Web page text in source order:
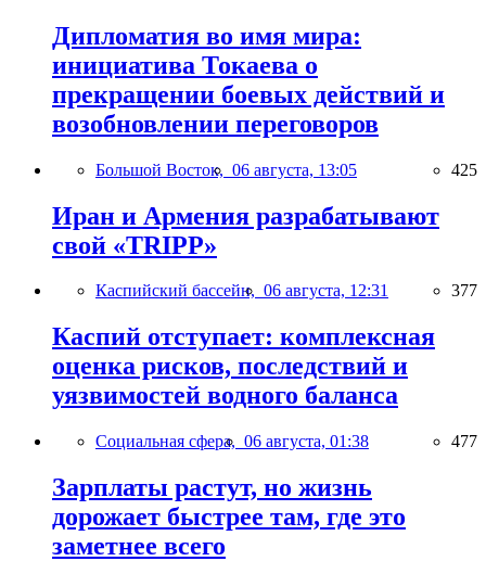
Дипломатия во имя мира:
инициатива Токаева о
прекращении боевых действий и
возобновлении переговоров
Большой Восток, 06 августа, 13:05 425
Иран и Армения разрабатывают
свой «TRIPP»
Каспийский бассейн, 06 августа, 12:31 377
Каспий отступает: комплексная
оценка рисков, последствий и
уязвимостей водного баланса
Социальная сфера, 06 августа, 01:38 477
Зарплаты растут, но жизнь
дорожает быстрее там, где это
заметнее всего